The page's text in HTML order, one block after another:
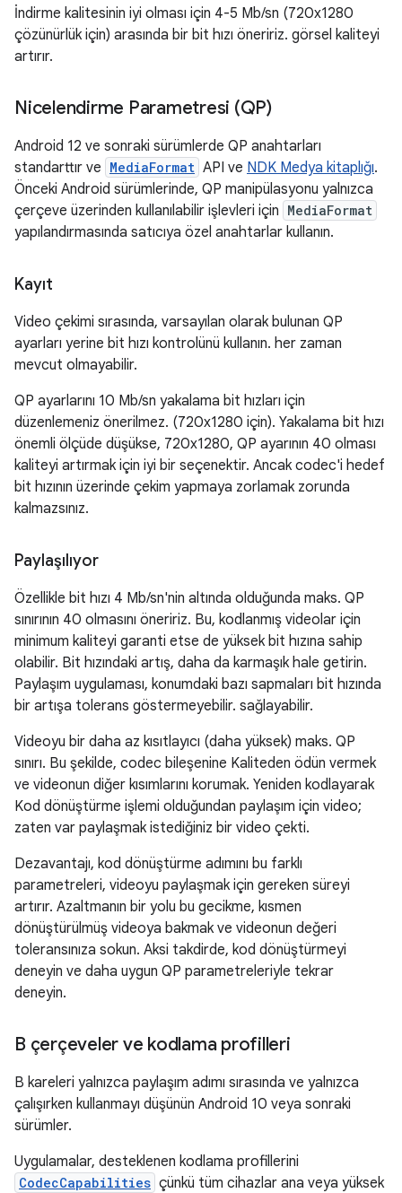
İndirme kalitesinin iyi olması için 4-5 Mb/sn (720x1280
çözünürlük için) arasında bir bit hızı öneririz. görsel kaliteyi
artırır.
Nicelendirme Parametresi (QP)
Android 12 ve sonraki sürümlerde QP anahtarları
standarttır ve MediaFormat API ve NDK Medya kitaplığı.
Önceki Android sürümlerinde, QP manipülasyonu yalnızca
çerçeve üzerinden kullanılabilir işlevleri için MediaFormat
yapılandırmasında satıcıya özel anahtarlar kullanın.
Kayıt
Video çekimi sırasında, varsayılan olarak bulunan QP
ayarları yerine bit hızı kontrolünü kullanın. her zaman
mevcut olmayabilir.
QP ayarlarını 10 Mb/sn yakalama bit hızları için
düzenlemeniz önerilmez. (720x1280 için). Yakalama bit hızı
önemli ölçüde düşükse, 720x1280, QP ayarının 40 olması
kaliteyi artırmak için iyi bir seçenektir. Ancak codec'i hedef
bit hızının üzerinde çekim yapmaya zorlamak zorunda
kalmazsınız.
Paylaşılıyor
Özellikle bit hızı 4 Mb/sn'nin altında olduğunda maks. QP
sınırının 40 olmasını öneririz. Bu, kodlanmış videolar için
minimum kaliteyi garanti etse de yüksek bit hızına sahip
olabilir. Bit hızındaki artış, daha da karmaşık hale getirin.
Paylaşım uygulaması, konumdaki bazı sapmaları bit hızında
bir artışa tolerans göstermeyebilir. sağlayabilir.
Videoyu bir daha az kısıtlayıcı (daha yüksek) maks. QP
sınırı. Bu şekilde, codec bileşenine Kaliteden ödün vermek
ve videonun diğer kısımlarını korumak. Yeniden kodlayarak
Kod dönüştürme işlemi olduğundan paylaşım için video;
zaten var paylaşmak istediğiniz bir video çekti.
Dezavantajı, kod dönüştürme adımını bu farklı
parametreleri, videoyu paylaşmak için gereken süreyi
artırır. Azaltmanın bir yolu bu gecikme, kısmen
dönüştürülmüş videoya bakmak ve videonun değeri
toleransınıza sokun. Aksi takdirde, kod dönüştürmeyi
deneyin ve daha uygun QP parametreleriyle tekrar
deneyin.
B çerçeveler ve kodlama profilleri
B kareleri yalnızca paylaşım adımı sırasında ve yalnızca
çalışırken kullanmayı düşünün Android 10 veya sonraki
sürümler.
Uygulamalar, desteklenen kodlama profillerini
CodecCapabilities çünkü tüm cihazlar ana veya yüksek